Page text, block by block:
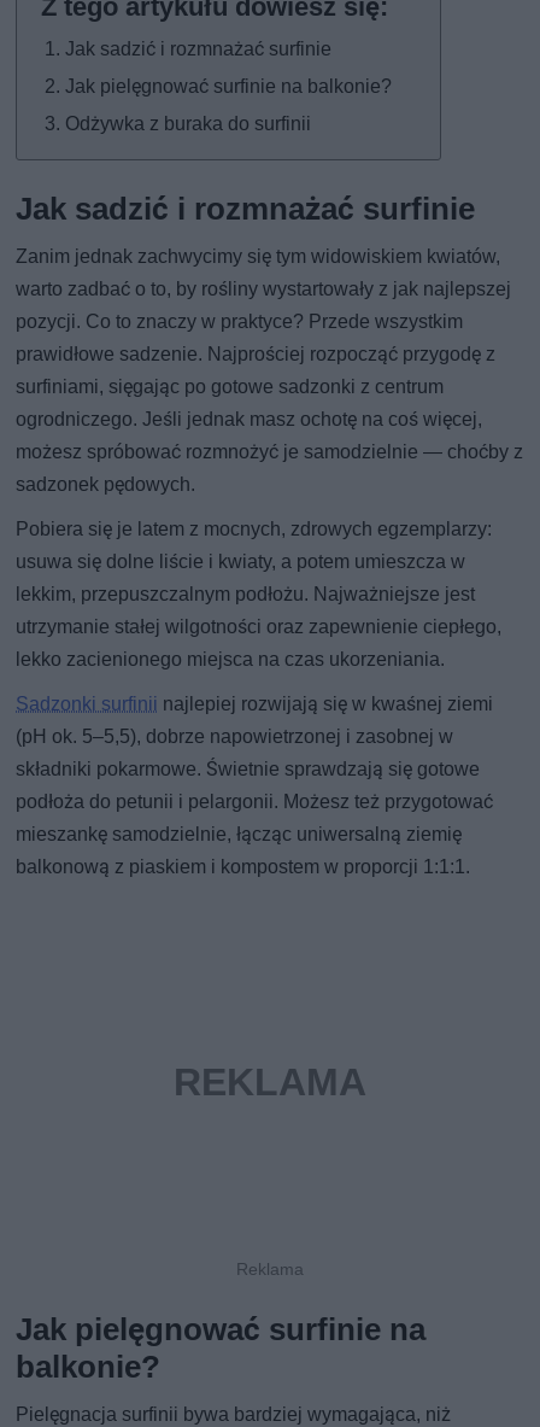
Jak sadzić i rozmnażać surfinie
Jak pielęgnować surfinie na balkonie?
Odżywka z buraka do surfinii
Jak sadzić i rozmnażać surfinie
Zanim jednak zachwycimy się tym widowiskiem kwiatów,
warto zadbać o to, by rośliny wystartowały z jak najlepszej
pozycji. Co to znaczy w praktyce? Przede wszystkim
prawidłowe sadzenie. Najprościej rozpocząć przygodę z
surfiniami, sięgając po gotowe sadzonki z centrum
ogrodniczego. Jeśli jednak masz ochotę na coś więcej,
możesz spróbować rozmnożyć je samodzielnie — choćby z
sadzonek pędowych.
Pobiera się je latem z mocnych, zdrowych egzemplarzy:
usuwa się dolne liście i kwiaty, a potem umieszcza w
lekkim, przepuszczalnym podłożu. Najważniejsze jest
utrzymanie stałej wilgotności oraz zapewnienie ciepłego,
lekko zacienionego miejsca na czas ukorzeniania.
Sadzonki surfinii najlepiej rozwijają się w kwaśnej ziemi
(pH ok. 5–5,5), dobrze napowietrzonej i zasobnej w
składniki pokarmowe. Świetnie sprawdzają się gotowe
podłoża do petunii i pelargonii. Możesz też przygotować
mieszankę samodzielnie, łącząc uniwersalną ziemię
balkonową z piaskiem i kompostem w proporcji 1:1:1.
Jak pielęgnować surfinie na
balkonie?
Pielęgnacja surfinii bywa bardziej wymagająca, niż